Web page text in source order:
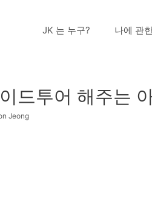
JK 는 누구? 나에 관
드투어 해주는
Jeong